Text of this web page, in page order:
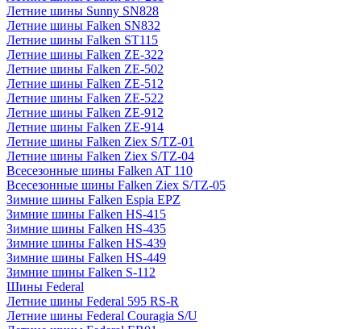
Летние шины Sunny SN828
Летние шины Falken SN832
Летние шины Falken ST115
Летние шины Falken ZE-322
Летние шины Falken ZE-502
Летние шины Falken ZE-512
Летние шины Falken ZE-522
Летние шины Falken ZE-912
Летние шины Falken ZE-914
Летние шины Falken Ziex S/TZ-01
Летние шины Falken Ziex S/TZ-04
Всесезонные шины Falken AT 110
Всесезонные шины Falken Ziex S/TZ-05
Зимние шины Falken Espia EPZ
Зимние шины Falken HS-415
Зимние шины Falken HS-435
Зимние шины Falken HS-439
Зимние шины Falken HS-449
Зимние шины Falken S-112
Шины Federal
Летние шины Federal 595 RS-R
Летние шины Federal Couragia S/U